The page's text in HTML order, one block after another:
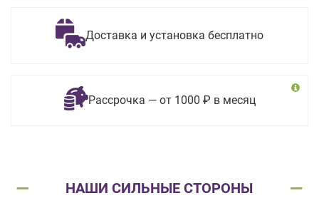
Доставка и установка бесплатно
Рассрочка — от 1000 ₽ в месяц
НАШИ СИЛЬНЫЕ СТОРОНЫ